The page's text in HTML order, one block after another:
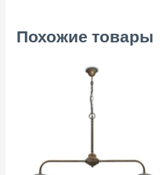
Похожие товары